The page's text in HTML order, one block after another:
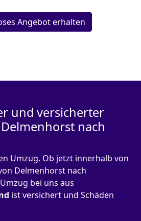
Angebot erhalten
und versicherter
nach
Umzug. Ob jetzt innerhalb von
Delmenhorst nach
bei uns aus
ist versichert und Schäden